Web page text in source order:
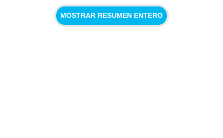
MOSTRAR RESUMEN ENTERO